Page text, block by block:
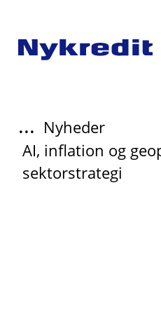
... Nyheder
AI, inflation og
sektorstrategi